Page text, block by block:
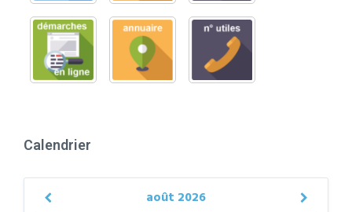
Calendrier
août 2026
Previous